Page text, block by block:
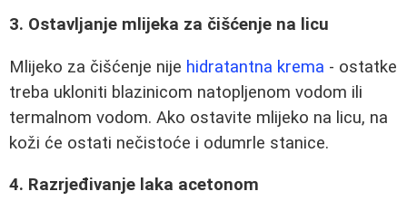
3. Ostavljanje mlijeka za čišćenje na licu
Mlijeko za čišćenje nije hidratantna krema - ostatke
treba ukloniti blazinicom natopljenom vodom ili
termalnom vodom. Ako ostavite mlijeko na licu, na
koži će ostati nečistoće i odumrle stanice.
4. Razrjeđivanje laka acetonom